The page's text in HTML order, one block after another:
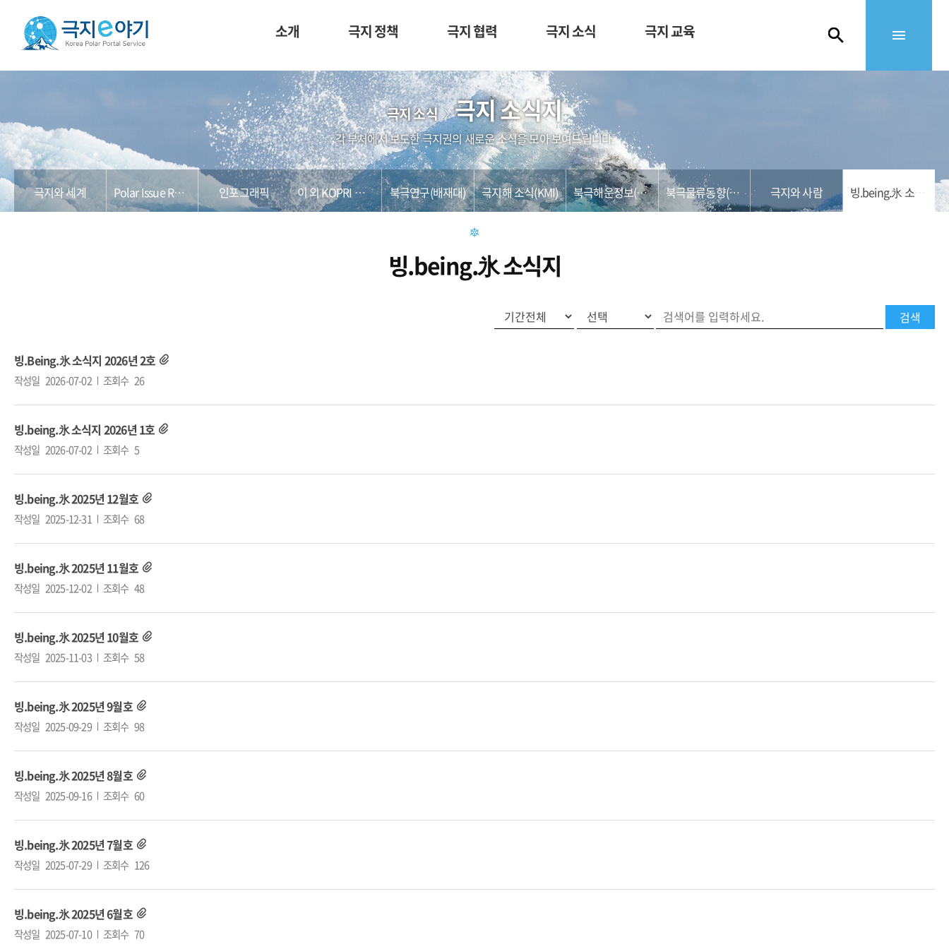
소개 극지 정책 극지 협력 극지 소식 극지 교육
극지 소식 극지 소식지
각 부처에서 보도한 극지권의 새로운 소식을 모아 보여드립니다.
극지와 세계 Polar Issue Report 인포그래픽 이 외 KOPRI 발간물 북극연구(배재대) 극지해 소식(KMI) 북극해운정보(KMI) 북극물류동향(영산대) 극지와 사람 빙.being.氷 소식지
빙.being.氷 소식지
빙.Being.氷 소식지 2026년 2호
작성일 2026-07-02 조회수 26
빙.being.氷 소식지 2026년 1호
작성일 2026-07-02 조회수 5
빙.being.氷 2025년 12월호
작성일 2025-12-31 조회수 68
빙.being.氷 2025년 11월호
작성일 2025-12-02 조회수 48
빙.being.氷 2025년 10월호
작성일 2025-11-03 조회수 58
빙.being.氷 2025년 9월호
작성일 2025-09-29 조회수 98
빙.being.氷 2025년 8월호
작성일 2025-09-16 조회수 60
빙.being.氷 2025년 7월호
작성일 2025-07-29 조회수 126
빙.being.氷 2025년 6월호
작성일 2025-07-10 조회수 70